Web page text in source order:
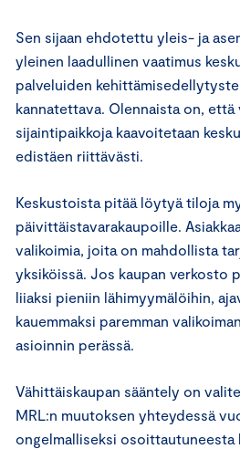
Sen sijaan ehdotettu yleis- ja
yleinen laadullinen vaatimus
palveluiden
kannatettava. Olennaista on,
sijaintipaikkoja kaavoitetaan
edistäen riittävästi.
Keskustoista pitää löytyä tiloja
päivittäistavarakaupoille.
valikoimia, joita on mahdollista
yksiköissä. Jos kaupan verkosto
liiaksi pieniin lähimyymälöihin,
kauemmaksi paremman
asioinnin perässä.
Vähittäiskaupan sääntely on
MRL:n muutoksen yhteydessä
ongelmalliseksi osoittautuneesta